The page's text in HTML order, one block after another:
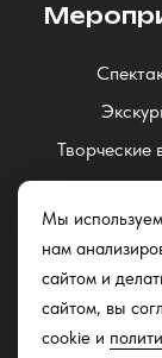
Мы
нам
сайтом и
сайтом, вы
cookie и
Творческие
Читки и